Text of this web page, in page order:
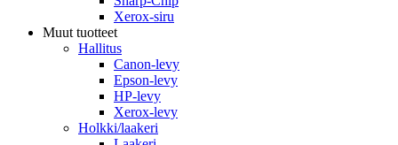
Xerox-siru
Muut tuotteet
Hallitus
Canon-levy
Epson-levy
HP-levy
Xerox-levy
Holkki/laakeri